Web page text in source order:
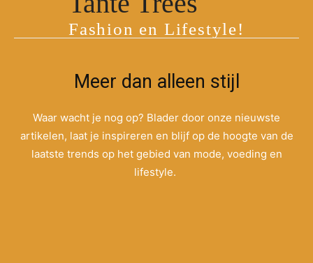
Fashion en Lifestyle!
Meer dan alleen stijl
Waar wacht je nog op? Blader door onze nieuwste
artikelen, laat je inspireren en blijf op de hoogte van de
laatste trends op het gebied van mode, voeding en
lifestyle.